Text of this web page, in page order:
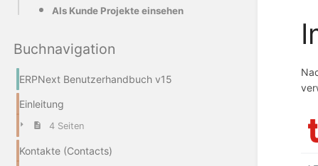
Als Kunde Projekte einsehen
Buchnavigation
ERPNext Benutzerhandbuch v15
Einleitung
4 Seiten
Kontakte (Contacts)